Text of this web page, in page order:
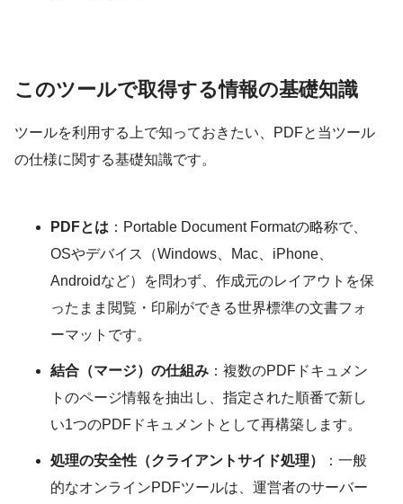
このツールで取得する情報の基礎知識
ツールを利用する上で知っておきたい、PDFと当ツール
の仕様に関する基礎知識です。
PDFとは ：Portable Document Formatの略称で、
OSやデバイス（Windows、Mac、iPhone、
Androidなど）を問わず、作成元のレイアウトを保
ったまま閲覧・印刷ができる世界標準の文書フォ
ーマットです。
結合（マージ）の仕組み ：複数のPDFドキュメン
トのページ情報を抽出し、指定された順番で新し
い1つのPDFドキュメントとして再構築します。
処理の安全性（クライアントサイド処理）
：一般
的なオンラインPDFツールは、運営者のサーバー